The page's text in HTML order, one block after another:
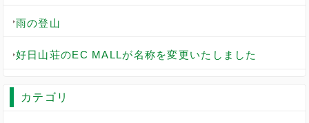
雨の登山
好日山荘のEC MALLが名称を変更いたしました
カテゴリ